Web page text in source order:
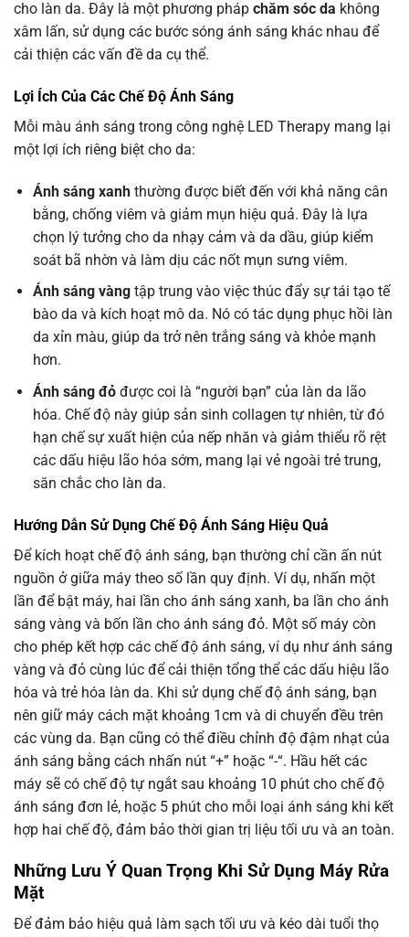
cho làn da. Đây là một phương pháp chăm sóc da không
xâm lấn, sử dụng các bước sóng ánh sáng khác nhau để
cải thiện các vấn đề da cụ thể.
Lợi Ích Của Các Chế Độ Ánh Sáng
Mỗi màu ánh sáng trong công nghệ LED Therapy mang lại
một lợi ích riêng biệt cho da:
Ánh sáng xanhthường được biết đến với khả năng cân
bằng, chống viêm và giảm mụn hiệu quả. Đây là lựa
chọn lý tưởng cho da nhạy cảm và da dầu, giúp kiểm
soát bã nhờn và làm dịu các nốt mụn sưng viêm.
Ánh sáng vàngtập trung vào việc thúc đẩy sự tái tạo tế
bào da và kích hoạt mô da. Nó có tác dụng phục hồi làn
da xỉn màu, giúp da trở nên trắng sáng và khỏe mạnh
hơn.
Ánh sáng đỏđược coi là “người bạn” của làn da lão
hóa. Chế độ này giúp sản sinh collagen tự nhiên, từ đó
hạn chế sự xuất hiện của nếp nhăn và giảm thiểu rõ rệt
các dấu hiệu lão hóa sớm, mang lại vẻ ngoài trẻ trung,
săn chắc cho làn da.
Hướng Dẫn Sử Dụng Chế Độ Ánh Sáng Hiệu Quả
Để kích hoạt chế độ ánh sáng, bạn thường chỉ cần ấn nút
nguồn ở giữa máy theo số lần quy định. Ví dụ, nhấn một
lần để bật máy, hai lần cho ánh sáng xanh, ba lần cho ánh
sáng vàng và bốn lần cho ánh sáng đỏ. Một số máy còn
cho phép kết hợp các chế độ ánh sáng, ví dụ như ánh sáng
vàng và đỏ cùng lúc để cải thiện tổng thể các dấu hiệu lão
hóa và trẻ hóa làn da. Khi sử dụng chế độ ánh sáng, bạn
nên giữ máy cách mặt khoảng 1cm và di chuyển đều trên
các vùng da. Bạn cũng có thể điều chỉnh độ đậm nhạt của
ánh sáng bằng cách nhấn nút “+” hoặc “-“. Hầu hết các
máy sẽ có chế độ tự ngắt sau khoảng 10 phút cho chế độ
ánh sáng đơn lẻ, hoặc 5 phút cho mỗi loại ánh sáng khi kết
hợp hai chế độ, đảm bảo thời gian trị liệu tối ưu và an toàn.
Những Lưu Ý Quan Trọng Khi Sử Dụng Máy Rửa
Mặt
Để đảm bảo hiệu quả làm sạch tối ưu và kéo dài tuổi thọ